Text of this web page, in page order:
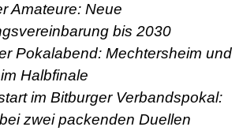
Amateure: Neue
bis 2030
Pokalabend: Mechtersheim und
Halbfinale
im Bitburger Verbandspokal:
zwei packenden Duellen